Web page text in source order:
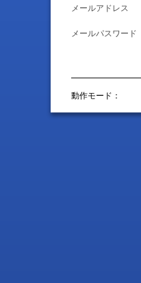
メールアドレス
メールパスワード
動作モード：